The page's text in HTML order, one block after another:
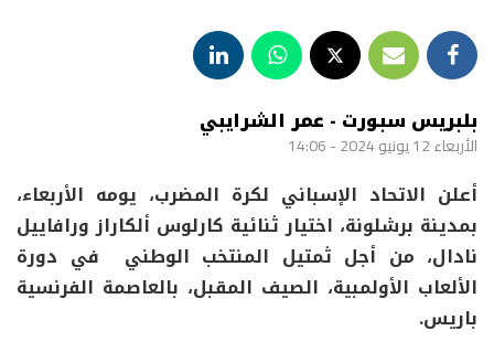
بلبريس سبورت - عمر الشرايبي
الأربعاء 12 يونيو 2024 - 14:06
أعلن الاتحاد الإسباني لكرة المضرب، يومه الأربعاء،
بمدينة برشلونة، اختيار ثنائية كارلوس ألكاراز ورافاييل
نادال، من أجل ثمتيل المنتخب الوطني في دورة
الألعاب الأولمبية، الصيف المقبل، بالعاصمة الفرنسية
باريس.